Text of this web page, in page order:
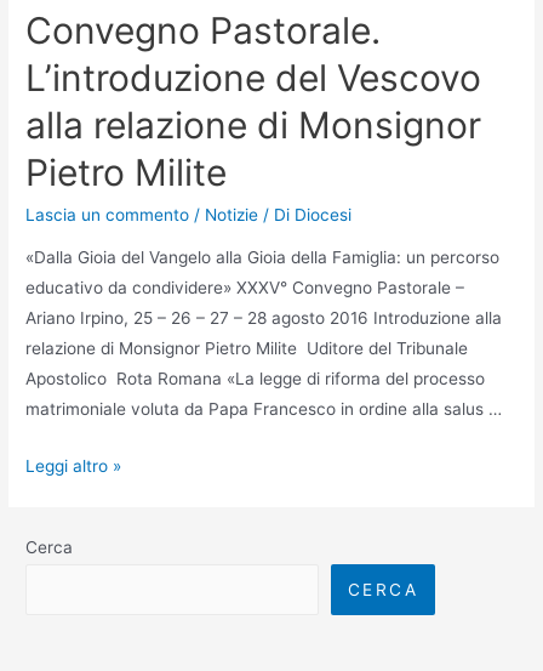
Convegno Pastorale.
L’introduzione del Vescovo
alla relazione di Monsignor
Pietro Milite
Lascia un commento / Notizie / Di Diocesi
«Dalla Gioia del Vangelo alla Gioia della Famiglia: un percorso
educativo da condividere» XXXV° Convegno Pastorale –
Ariano Irpino, 25 – 26 – 27 – 28 agosto 2016 Introduzione alla
relazione di Monsignor Pietro Milite Uditore del Tribunale
Apostolico Rota Romana «La legge di riforma del processo
matrimoniale voluta da Papa Francesco in ordine alla salus …
Leggi altro »
Cerca
CERCA